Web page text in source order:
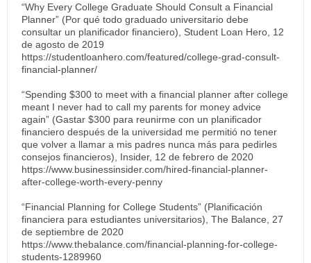
“Why Every College Graduate Should Consult a Financial
Planner” (Por qué todo graduado universitario debe
consultar un planificador financiero), Student Loan Hero, 12
de agosto de 2019
https://studentloanhero.com/featured/college-grad-consult-
financial-planner/
“Spending $300 to meet with a financial planner after college
meant I never had to call my parents for money advice
again” (Gastar $300 para reunirme con un planificador
financiero después de la universidad me permitió no tener
que volver a llamar a mis padres nunca más para pedirles
consejos financieros), Insider, 12 de febrero de 2020
https://www.businessinsider.com/hired-financial-planner-
after-college-worth-every-penny
“Financial Planning for College Students” (Planificación
financiera para estudiantes universitarios), The Balance, 27
de septiembre de 2020
https://www.thebalance.com/financial-planning-for-college-
students-1289960